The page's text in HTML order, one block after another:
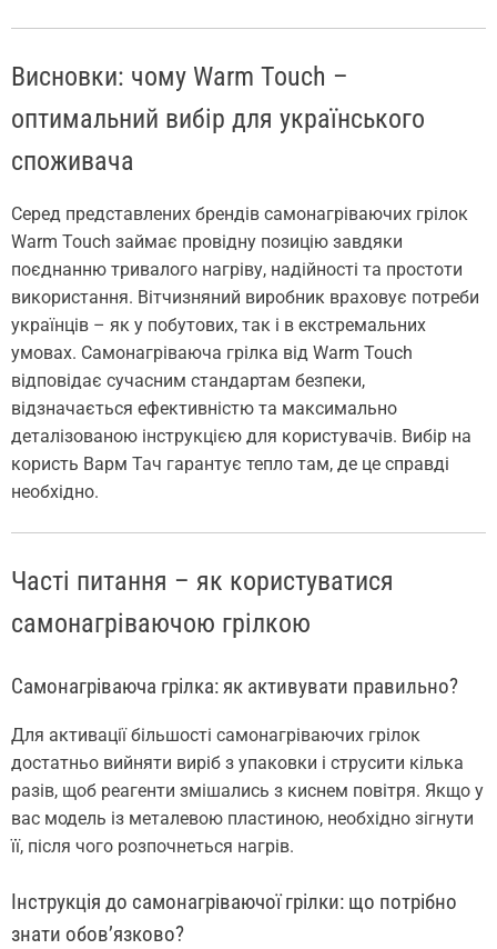
Висновки: чому Warm Touch –
оптимальний вибір для українського
споживача
Серед представлених брендів самонагріваючих грілок
Warm Touch займає провідну позицію завдяки
поєднанню тривалого нагріву, надійності та простоти
використання. Вітчизняний виробник враховує потреби
українців – як у побутових, так і в екстремальних
умовах. Самонагріваюча грілка від Warm Touch
відповідає сучасним стандартам безпеки,
відзначається ефективністю та максимально
деталізованою інструкцією для користувачів. Вибір на
користь Варм Тач гарантує тепло там, де це справді
необхідно.
Часті питання – як користуватися
самонагріваючою грілкою
Самонагріваюча грілка: як активувати правильно?
Для активації більшості самонагріваючих грілок
достатньо вийняти виріб з упаковки і струсити кілька
разів, щоб реагенти змішались з киснем повітря. Якщо у
вас модель із металевою пластиною, необхідно зігнути
її, після чого розпочнеться нагрів.
Інструкція до самонагріваючої грілки: що потрібно
знати обов’язково?